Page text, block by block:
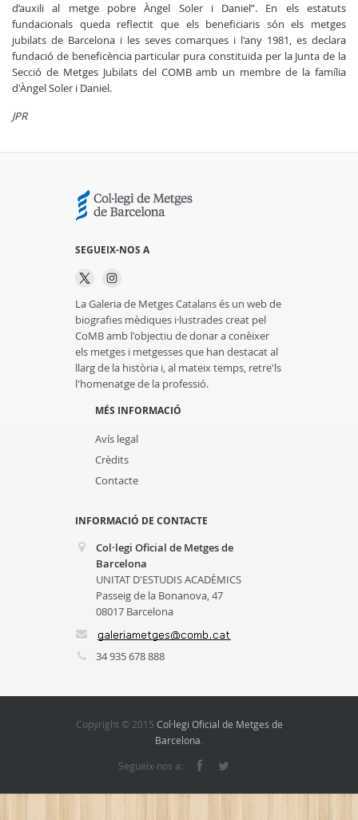
d’auxili al metge pobre Àngel Soler i Daniel”. En els estatuts
fundacionals queda reflectit que els beneficiaris són els metges
jubilats de Barcelona i les seves comarques i l'any 1981, es declara
fundació de beneficència particular pura constituïda per la Junta de la
Secció de Metges Jubilats del COMB amb un membre de la família
d'Àngel Soler i Daniel.
JPR
SEGUEIX-NOS A
La Galeria de Metges Catalans és un web de
biografies mèdiques i·lustrades creat pel
CoMB amb l'objectiu de donar a conèixer
els metges i metgesses que han destacat al
llarg de la història i, al mateix temps, retre'ls
l'homenatge de la professió.
MÉS INFORMACIÓ
Avís legal
Crèdits
Contacte
INFORMACIÓ DE CONTACTE
Col·legi Oficial de Metges de
Barcelona
UNITAT D'ESTUDIS ACADÈMICS
Passeig de la Bonanova, 47
08017 Barcelona
34 935 678 888
Copyright © 2015 Col·legi Oficial de Metges de
Barcelona.
Segueix-nos a: